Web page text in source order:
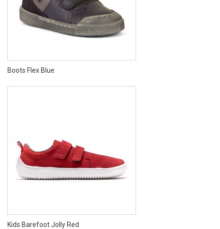
Boots Flex Blue
Kids Barefoot Jolly Red